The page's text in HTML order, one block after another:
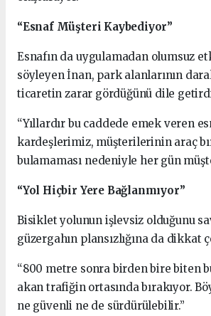
“Esnaf Müşteri Kaybediyor”
Esnafın da uygulamadan olumsuz
söyleyen İnan, park alanlarının
ticaretin zarar gördüğünü dile
“Yıllardır bu caddede emek veren
kardeşlerimiz, müşterilerinin araç
bulamaması nedeniyle her gün
“Yol Hiçbir Yere Bağlanmıyor”
Bisiklet yolunun işlevsiz olduğunu
güzergahın plansızlığına da dikkat
“800 metre sonra birden bire biten
akan trafiğin ortasında bırakıyor.
ne güvenli ne de sürdürülebilir.”